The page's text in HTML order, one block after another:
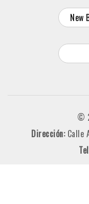
New
©
Dirección: Calle